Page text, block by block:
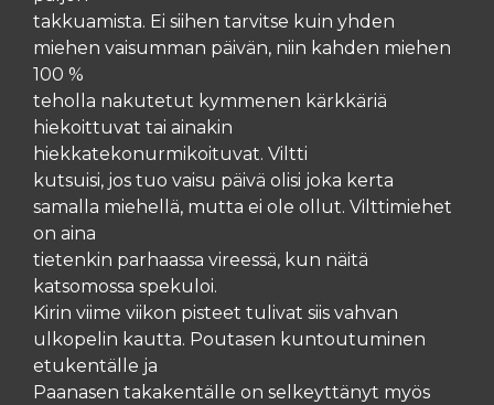
takkuamista. Ei siihen tarvitse kuin yhden
miehen vaisumman päivän, niin kahden miehen
100 %
teholla nakutetut kymmenen kärkkäriä
hiekoittuvat tai ainakin
hiekkatekonurmikoituvat. Viltti
kutsuisi, jos tuo vaisu päivä olisi joka kerta
samalla miehellä, mutta ei ole ollut. Vilttimiehet
on aina
tietenkin parhaassa vireessä, kun näitä
katsomossa spekuloi.
Kirin viime viikon pisteet tulivat siis vahvan
ulkopelin kautta. Poutasen kuntoutuminen
etukentälle ja
Paanasen takakentälle on selkeyttänyt myös